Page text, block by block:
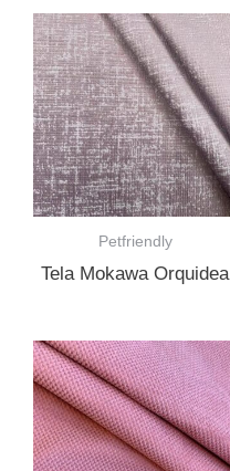
Petfriendly
Tela Mokawa Orquidea